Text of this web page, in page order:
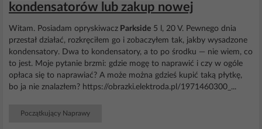
kondensatorów lub zakup nowej
Witam. Posiadam opryskiwacz Parkside 5 l, 20 V. Pewnego dnia
przestał działać, rozkręciłem go i zobaczyłem tak, jakby wysadzone
kondensatory. Dwa to kondensatory, a to po środku — nie wiem, co
to jest. Moje pytanie brzmi: gdzie mogę to naprawić i czy w ogóle
opłaca się to naprawiać? A może można gdzieś kupić taką płytkę,
bo ja nie znalazłem? https://obrazki.elektroda.pl/1971460300_...
Początkujący Naprawy